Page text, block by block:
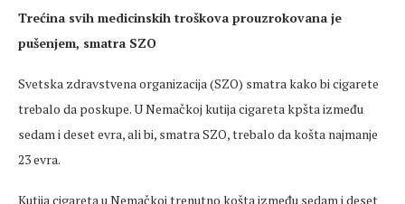
Trećina svih medicinskih troškova prouzrokovana je
pušenjem, smatra SZO
Svetska zdravstvena organizacija (SZO) smatra kako bi cigarete
trebalo da poskupe. U Nemačkoj kutija cigareta kpšta između
sedam i deset evra, ali bi, smatra SZO, trebalo da košta najmanje
23 evra.
Kutija cigareta u Nemačkoj trenutno košta između sedam i deset